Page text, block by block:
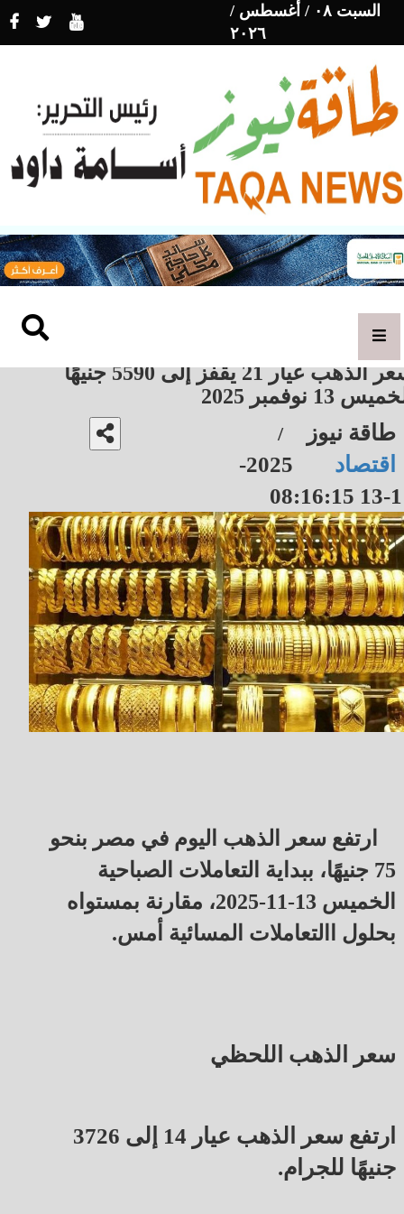
السبت ٠٨ / أغسطس /
٢٠٢٦
سعر الذهب عيار 21 يقفز إلى 5590 جنيهًا
13 نوفمبر 2025
طاقة نيوز /
اقتصاد
2025-
11-13
ارتفع سعر الذهب اليوم في مصر بنحو
75 جنيهًا، ببداية التعاملات الصباحية
الخميس 13-11-2025، مقارنة بمستواه
بحلول االتعاملات المسائية أمس.
سعر الذهب اللحظي
ارتفع سعر الذهب عيار 14 إلى 3726
جنيهًا للجرام.